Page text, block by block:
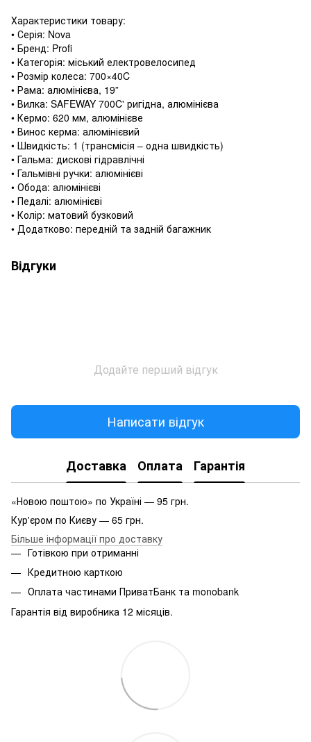
Характеристики товару:
• Серія: Nova
• Бренд: Profi
• Категорія: міський електровелосипед
• Розмір колеса: 700×40C
• Рама: алюмінієва, 19”
• Вилка: SAFEWAY 700C' ригідна, алюмінієва
• Кермо: 620 мм, алюмінієве
• Винос керма: алюмінієвий
• Швидкість: 1 (трансмісія – одна швидкість)
• Гальма: дискові гідравлічні
• Гальмівні ручки: алюмінієві
• Обода: алюмінієві
• Педалі: алюмінієві
• Колір: матовий бузковий
• Додатково: передній та задній багажник
Відгуки
Додайте перший відгук
Написати відгук
Доставка Оплата Гарантія
«Новою поштою» по Україні — 95 грн.
Кур'єром по Києву — 65 грн.
Більше інформації про доставку
Готівкою при отриманні
Кредитною карткою
Оплата частинами ПриватБанк та monobank
Гарантія від виробника 12 місяців.